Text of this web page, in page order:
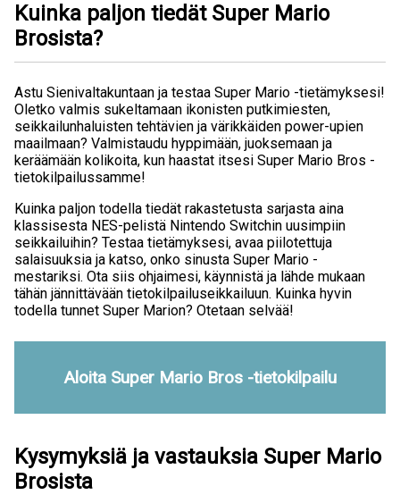
Kuinka paljon tiedät Super Mario
Brosista?
Astu Sienivaltakuntaan ja testaa Super Mario -tietämyksesi!
Oletko valmis sukeltamaan ikonisten putkimiesten,
seikkailunhaluisten tehtävien ja värikkäiden power-upien
maailmaan? Valmistaudu hyppimään, juoksemaan ja
keräämään kolikoita, kun haastat itsesi Super Mario Bros -
tietokilpailussamme!
Kuinka paljon todella tiedät rakastetusta sarjasta aina
klassisesta NES-pelistä Nintendo Switchin uusimpiin
seikkailuihin? Testaa tietämyksesi, avaa piilotettuja
salaisuuksia ja katso, onko sinusta Super Mario -
mestariksi. Ota siis ohjaimesi, käynnistä ja lähde mukaan
tähän jännittävään tietokilpailuseikkailuun. Kuinka hyvin
todella tunnet Super Marion? Otetaan selvää!
Aloita Super Mario Bros -tietokilpailu
Kysymyksiä ja vastauksia Super Mario
Brosista